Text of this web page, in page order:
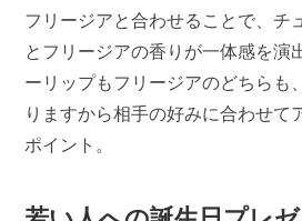
フリージアと合わせることで、チ
とフリージアの香りが一体感を演
ーリップもフリージアのどちらも
りますから相手の好みに合わせて
ポイント。